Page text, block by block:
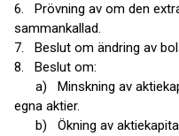
6. Prövning av om den
sammankallad.
7. Beslut om ändring av
8. Beslut om:
a) Minskning av
egna aktier.
b) Ökning av